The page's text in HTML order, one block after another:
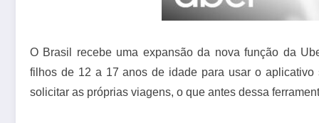
O Brasil recebe uma expansão da nova função da
filhos de 12 a 17 anos de idade para usar o
solicitar as próprias viagens, o que antes dessa